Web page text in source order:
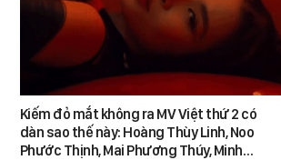
Kiếm đỏ mắt không ra MV Việt thứ 2 có
dàn sao thế này: Hoàng Thùy Linh, Noo
Phước Thịnh, Mai Phương Thúy, Minh…